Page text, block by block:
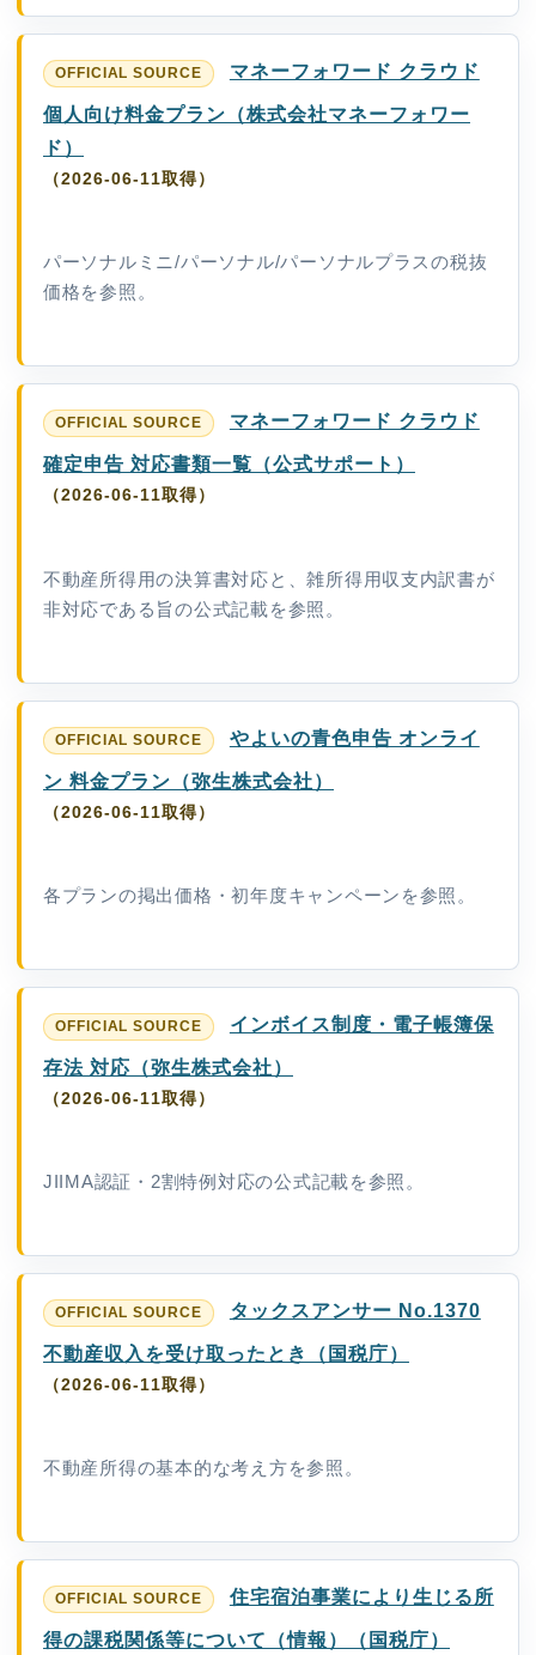
マネーフォワード クラウド
個人向け料金プラン（株式会社マネーフォワー
ド）
（2026-06-11取得）
パーソナルミニ/パーソナル/パーソナルプラスの税抜
価格を参照。
マネーフォワード クラウド
確定申告 対応書類一覧（公式サポート）
（2026-06-11取得）
不動産所得用の決算書対応と、雑所得用収支内訳書が
非対応である旨の公式記載を参照。
やよいの青色申告 オンライ
ン 料金プラン（弥生株式会社）
（2026-06-11取得）
各プランの掲出価格・初年度キャンペーンを参照。
インボイス制度・電子帳簿保
存法 対応（弥生株式会社）
（2026-06-11取得）
JIIMA認証・2割特例対応の公式記載を参照。
タックスアンサー No.1370
不動産収入を受け取ったとき（国税庁）
（2026-06-11取得）
不動産所得の基本的な考え方を参照。
住宅宿泊事業により生じる所
得の課税関係等について（情報）（国税庁）